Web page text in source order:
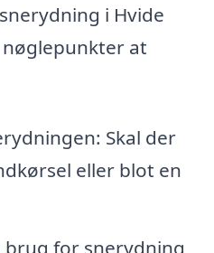
i Hvide
at
Skal der
eller blot en
brug for snerydning